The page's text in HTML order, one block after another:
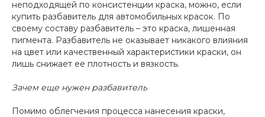
неподходящей по консистенции краска, можно, если
купить разбавитель для автомобильных красок. По
своему составу разбавитель – это краска, лишенная
пигмента. Разбавитель не оказывает никакого влияния
на цвет или качественный характеристики краски, он
лишь снижает ее плотность и вязкость.
Зачем еще нужен разбавитель
Помимо облегчения процесса нанесения краски,